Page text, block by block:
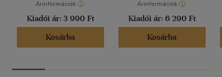
Árinformációk
Kiadói ár: 3 990 Ft
Kosárba
Árinformációk
Kiadói ár: 6 290 Ft
Kosárba